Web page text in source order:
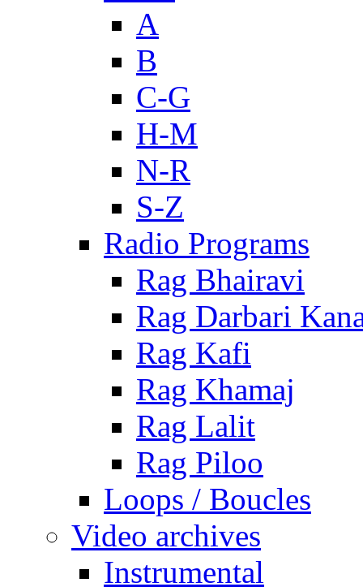
A
B
C-G
H-M
N-R
S-Z
Radio Programs
Rag Bhairavi
Rag Darbari
Rag Kafi
Rag Khamaj
Rag Lalit
Rag Piloo
Loops / Boucles
Video archives
Instrumental